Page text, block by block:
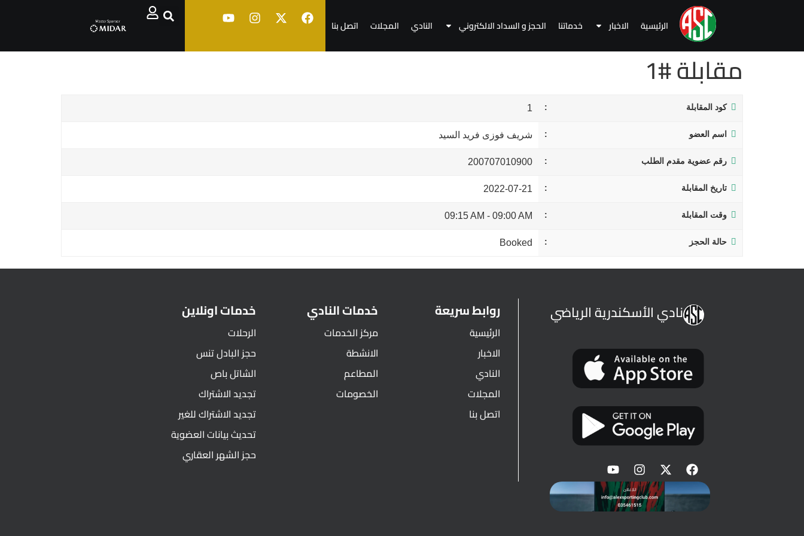
الرئيسية الاخبار خدماتنا الحجز و السداد الالكتروني النادي المجلات اتصل بنا
مقابلة #1
كود المقابلة 1
اسم العضو شريف فوزى فريد السيد
رقم عضوية مقدم الطلب 200707010900
تاريخ المقابلة 2022-07-21
وقت المقابلة 09:00 AM
-
09:15 AM
حالة الحجز Booked
نادي الأسكندرية الرياضي روابط سريعة
الرئيسية
الاخبار
النادي
المجلات
اتصل بنا
خدمات النادي
مركز الخدمات
الانشطة
المطاعم
الخصومات
خدمات اونلاين
الرحلات
حجز البادل تنس
الشاتل باص
تجديد الاشتراك
تجديد الاشتراك للغير
تحديث بيانات العضوية
حجز الشهر العقاري